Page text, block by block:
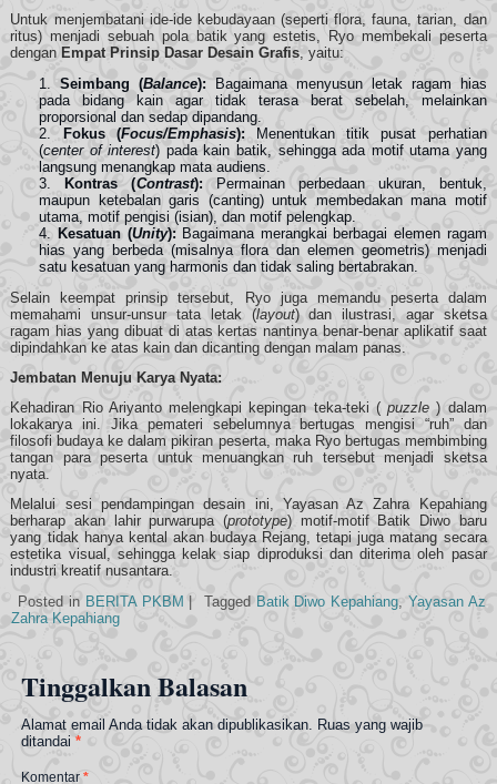
Untuk menjembatani ide-ide kebudayaan (seperti flora, fauna, tarian, dan
ritus) menjadi sebuah pola batik yang estetis, Ryo membekali peserta
dengan Empat Prinsip Dasar Desain Grafis, yaitu:
Seimbang (Balance): Bagaimana menyusun letak ragam hias
pada bidang kain agar tidak terasa berat sebelah, melainkan
proporsional dan sedap dipandang.
Fokus (Focus/Emphasis):Menentukan titik pusat perhatian
(center of interest) pada kain batik, sehingga ada motif utama yang
langsung menangkap mata audiens.
Kontras (Contrast): Permainan perbedaan ukuran, bentuk,
maupun ketebalan garis (canting) untuk membedakan mana motif
utama, motif pengisi (isian), dan motif pelengkap.
Kesatuan (Unity): Bagaimana merangkai berbagai elemen ragam
hias yang berbeda (misalnya flora dan elemen geometris) menjadi
satu kesatuan yang harmonis dan tidak saling bertabrakan.
Selain keempat prinsip tersebut, Ryo juga memandu peserta dalam
memahami unsur-unsur tata letak (layout) dan ilustrasi, agar sketsa
ragam hias yang dibuat di atas kertas nantinya benar-benar aplikatif saat
dipindahkan ke atas kain dan dicanting dengan malam panas.
Jembatan Menuju Karya Nyata:
Kehadiran Rio Ariyanto melengkapi kepingan teka-teki (puzzle ) dalam
lokakarya ini. Jika pemateri sebelumnya bertugas mengisi “ruh” dan
filosofi budaya ke dalam pikiran peserta, maka Ryo bertugas membimbing
tangan para peserta untuk menuangkan ruh tersebut menjadi sketsa
nyata.
Melalui sesi pendampingan desain ini, Yayasan Az Zahra Kepahiang
berharap akan lahir purwarupa (prototype) motif-motif Batik Diwo baru
yang tidak hanya kental akan budaya Rejang, tetapi juga matang secara
estetika visual, sehingga kelak siap diproduksi dan diterima oleh pasar
industri kreatif nusantara.
Posted in BERITA PKBM Tagged Batik Diwo Kepahiang, Yayasan Az
Zahra Kepahiang
Tinggalkan Balasan
Alamat email Anda tidak akan dipublikasikan. Ruas yang wajib
ditandai*
Komentar*